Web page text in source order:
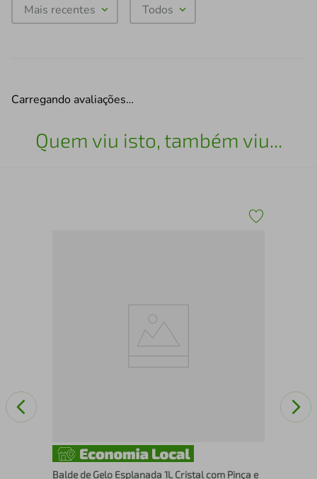
Mais recentes Todos
Carregando avaliações…
Quem viu isto, também viu...
Balde de Gelo Esplanada 1L Cristal com Pinça e